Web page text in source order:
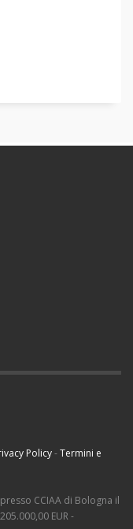
Policy-Termini e
CCIAA di Bologna il
EUR -